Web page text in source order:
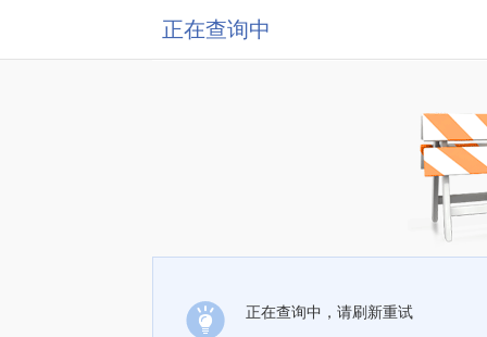
正在查询中
正在查询中，请刷新重试